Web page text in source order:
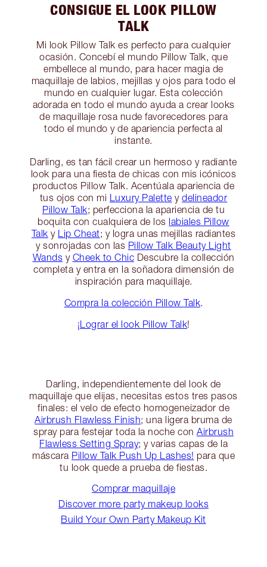
CONSIGUE EL LOOK PILLOW
TALK
Mi look Pillow Talk es perfecto para cualquier
ocasión. Concebí el mundo Pillow Talk, que
embellece al mundo, para hacer magia de
maquillaje de labios, mejillas y ojos para todo el
mundo en cualquier lugar. Esta colección
adorada en todo el mundo ayuda a crear looks
de maquillaje rosa nude favorecedores para
todo el mundo y de apariencia perfecta al
instante.
Darling, es tan fácil crear un hermoso y radiante
look para una fiesta de chicas con mis icónicos
productos Pillow Talk. Acentúala apariencia de
tus ojos con mi Luxury Palette ydelineador
Pillow Talk; perfecciona la apariencia de tu
boquita con cualquiera de los labiales Pillow
Talk y Lip Cheat; y logra unas mejillas radiantes
y sonrojadas con las Pillow Talk Beauty Light
Wands y Cheek to Chic Descubre la collección
completa y entra en la soñadora dimensión de
inspiración para maquillaje.
Compra la colección Pillow Talk.
¡Lograr el look Pillow Talk!
Darling, independientemente del look de
maquillaje que elijas, necesitas estos tres pasos
finales: el velo de efecto homogeneizador de
Airbrush Flawless Finish; una ligera bruma de
spray para festejar toda la noche con Airbrush
Flawless Setting Spray; y varias capas de la
máscara Pillow Talk Push Up Lashes! para que
tu look quede a prueba de fiestas.
Comprar maquillaje
Discover more party makeup looks
Build Your Own Party Makeup Kit